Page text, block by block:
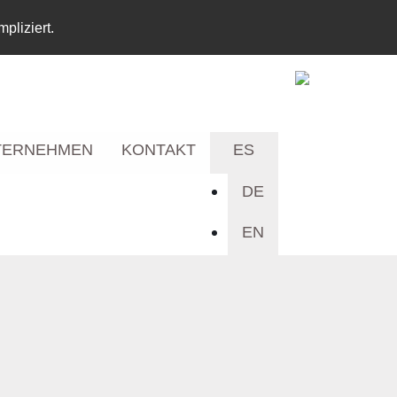
KONTAKT ES
DE
EN